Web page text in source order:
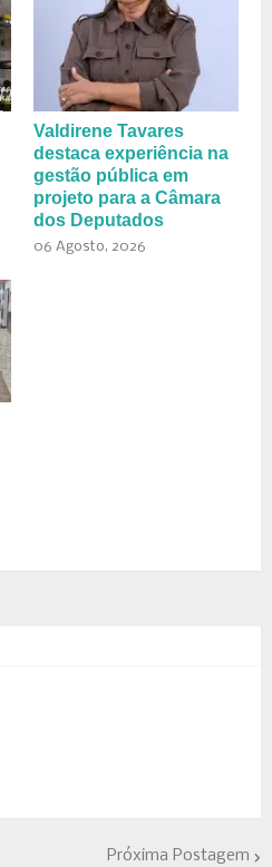
Valdirene Tavares
destaca experiência na
gestão pública em
projeto para a Câmara
dos Deputados
06 Agosto, 2026
Próxima Postagem